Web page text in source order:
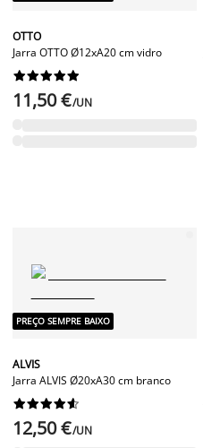
OTTO
Jarra OTTO Ø12xA20 cm vidro






11,50 €/UN
PREÇO SEMPRE BAIXO
ALVIS
Jarra ALVIS Ø20xA30 cm branco






12,50 €/UN